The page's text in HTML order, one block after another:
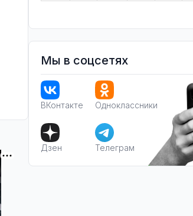
Мы в соцсетях
ВКонтакте Одноклассники
Дзен Телеграм